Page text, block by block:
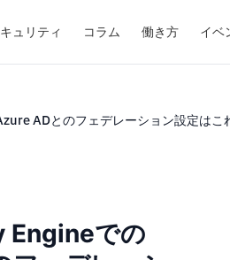
ュリティ コラム 働き方 イベ
ADとのフェデレーション設定はこ
での